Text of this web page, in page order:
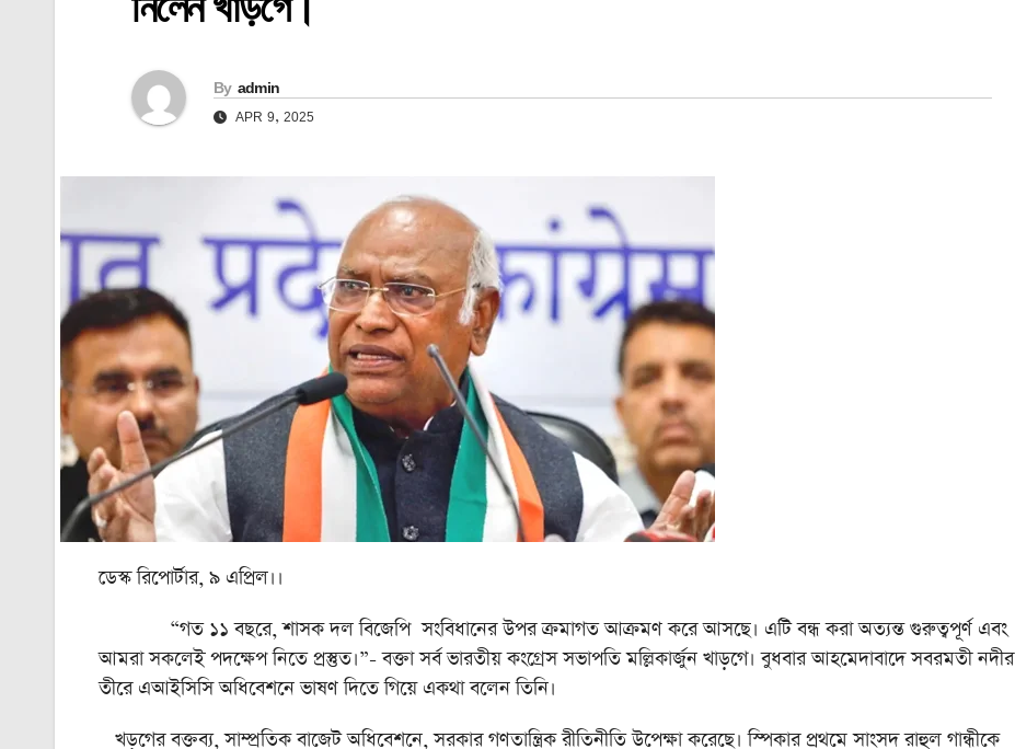
By admin
APR 9, 2025
ডেস্ক রিপোর্টার, ৯ এপ্রিল।।
“গত ১১ বছরে, শাসক দল বিজেপি সংবিধানের উপর ক্রমাগত আক্রমণ করে আসছে। এটি বন্ধ করা অত্যন্ত গুরুত্বপূর্ণ এবং
আমরা সকলেই পদক্ষেপ নিতে প্রস্তুত।”- বক্তা সর্ব ভারতীয় কংগ্রেস সভাপতি মল্লিকার্জুন খাড়গে। বুধবার আহমেদাবাদে সবরমতী নদীর
তীরে এআইসিসি অধিবেশনে ভাষণ দিতে গিয়ে একথা বলেন তিনি।
খড়গের বক্তব্য, সাম্প্রতিক বাজেট অধিবেশনে, সরকার গণতান্ত্রিক রীতিনীতি উপেক্ষা করেছে। স্পিকার প্রথমে সাংসদ রাহুল গান্ধীকে